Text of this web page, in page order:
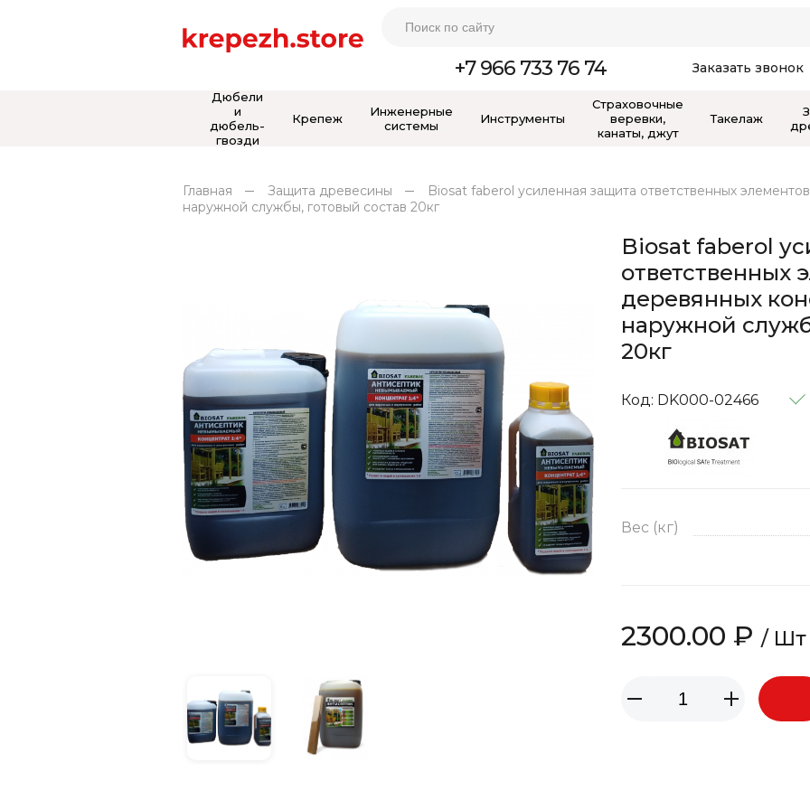
+7 966 733 76 74 Заказать звонок
Дюбели
и
дюбель-
гвозди
Крепеж
Инженерные
системы
Инструменты
Страховочные
веревки,
канаты, джут
Такелаж
Главная Защита древесины
Biosat faberol усиленная защита ответственных
наружной службы, готовый состав 20кг
Biosat faberol
ответственных
деревянных
наружной
20кг
Код: DK000-02466
Вес (кг)
2300.00 ₽ / Шт